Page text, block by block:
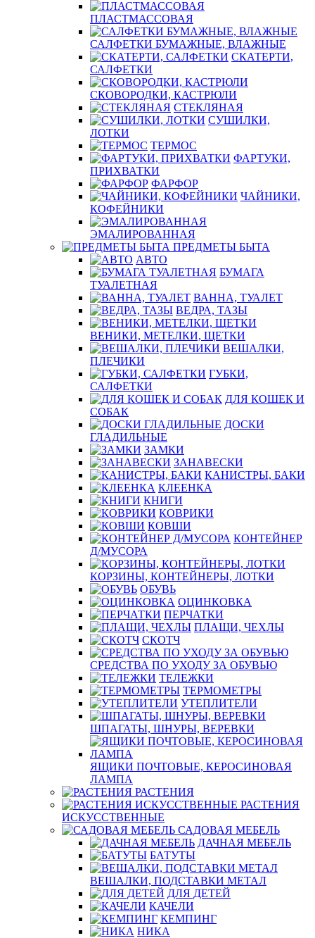
ПЛАСТМАССОВАЯ
САЛФЕТКИ БУМАЖНЫЕ, ВЛАЖНЫЕ
СКАТЕРТИ,
САЛФЕТКИ
СКОВОРОДКИ, КАСТРЮЛИ
СТЕКЛЯНАЯ
СУШИЛКИ,
ЛОТКИ
ТЕРМОС
ФАРТУКИ,
ПРИХВАТКИ
ФАРФОР
ЧАЙНИКИ,
КОФЕЙНИКИ
ЭМАЛИРОВАННАЯ
ПРЕДМЕТЫ БЫТА
АВТО
БУМАГА
ТУАЛЕТНАЯ
ВАННА, ТУАЛЕТ
ВЕДРА, ТАЗЫ
ВЕНИКИ, МЕТЕЛКИ, ЩЕТКИ
ВЕШАЛКИ,
ПЛЕЧИКИ
ГУБКИ,
САЛФЕТКИ
ДЛЯ КОШЕК И
СОБАК
ДОСКИ
ГЛАДИЛЬНЫЕ
ЗАМКИ
ЗАНАВЕСКИ
КАНИСТРЫ, БАКИ
КЛЕЕНКА
КНИГИ
КОВРИКИ
КОВШИ
КОНТЕЙНЕР
Д/МУСОРА
КОРЗИНЫ, КОНТЕЙНЕРЫ, ЛОТКИ
ОБУВЬ
ОЦИНКОВКА
ПЕРЧАТКИ
ПЛАЩИ, ЧЕХЛЫ
СКОТЧ
СРЕДСТВА ПО УХОДУ ЗА ОБУВЬЮ
ТЕЛЕЖКИ
ТЕРМОМЕТРЫ
УТЕПЛИТЕЛИ
ШПАГАТЫ, ШНУРЫ, ВЕРЕВКИ
ЯЩИКИ ПОЧТОВЫЕ, КЕРОСИНОВАЯ
ЛАМПА
РАСТЕНИЯ
РАСТЕНИЯ
ИСКУССТВЕННЫЕ
САДОВАЯ МЕБЕЛЬ
ДАЧНАЯ МЕБЕЛЬ
БАТУТЫ
ВЕШАЛКИ, ПОДСТАВКИ МЕТАЛ
ДЛЯ ДЕТЕЙ
КАЧЕЛИ
КЕМПИНГ
НИКА